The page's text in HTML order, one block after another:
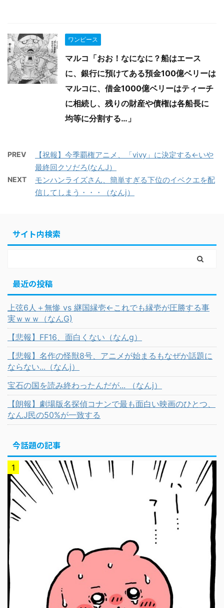
ワンピース
マルコ「おお！なになに？船はエース
に、銀行に預けてある預金100億ベリーは
マルコに、借金1000億ベリーはティーチ
に相続し、残りの財産や債権は各船長に
均等に分割する…」
PREV
【祝報】今季覇権アニメ、「vivy」に決定する←いや
最終回クソだろ(なんJ）
NEXT
モンハンライズさん、簡単すぎる下位のイベクエを配
信してしまう・・・（なんj）
サイト内検索
最近の投稿
上弦6人＋無惨 vs 継国縁壱←これでも縁壱が圧勝する事
実ｗｗｗ（なんG)
【悲報】FF16、面白くない（なんg）
【悲報】名作の怪獣8号、アニメが始まるもなぜか話題に
ならない...（なんj）
宝石の国を読み終わったんだが... （なんj）
【朗報】劇場版名探偵コナンで最も面白い映画のひとつ、
なんJ民の50%が一致する
今話題の記事